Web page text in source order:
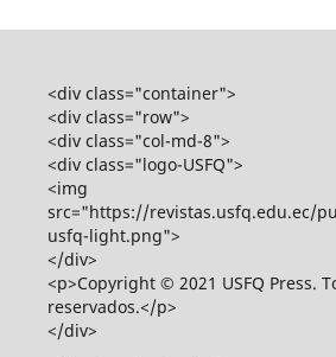
<div class="container">
<div class="row">
<div class="col-md-8">
<div class="logo-USFQ">
<img
src="https://revistas.usfq.edu.ec/
usfq-light.png">
</div>
<p>Copyright © 2021 USFQ Press.
reservados.</p>
</div>